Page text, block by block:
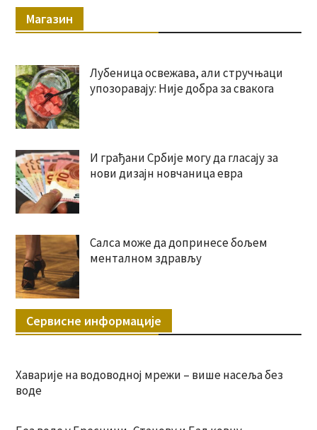
Магазин
Лубеница освежава, али стручњаци
упозоравају: Није добра за свакога
И грађани Србије могу да гласају за
нови дизајн новчаница евра
Салса може да допринесе бољем
менталном здрављу
Сервисне информације
Хаварије на водоводној мрежи – више насеља без
воде